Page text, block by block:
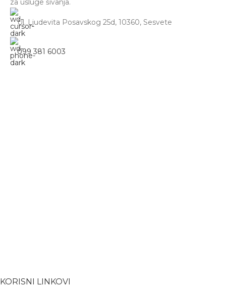
za usluge šivanja.
Ul. Ljudevita Posavskog 25d, 10360, Sesvete
099 381 6003
KORISNI LINKOVI